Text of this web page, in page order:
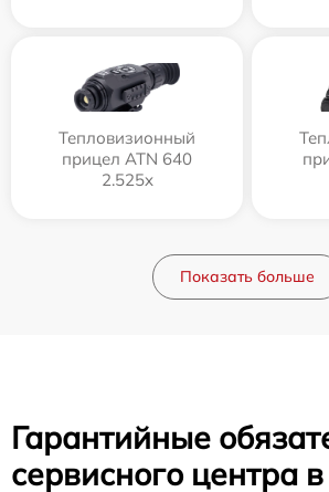
Тепловизионный
прицел ATN 640
2.525x
Показать больше
Гарантийные
сервисного центра в